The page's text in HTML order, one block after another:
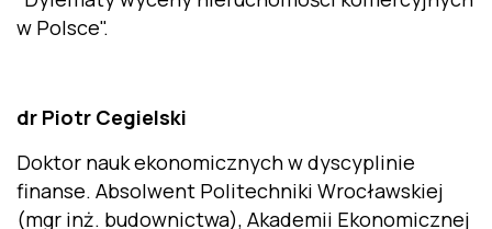
w Polsce".
dr Piotr Cegielski
Doktor nauk ekonomicznych w dyscyplinie
finanse. Absolwent Politechniki Wrocławskiej
(mgr inż. budownictwa), Akademii Ekonomicznej